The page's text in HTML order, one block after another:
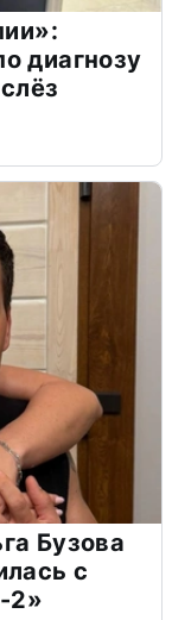
диагнозу
Бузова
с
2»